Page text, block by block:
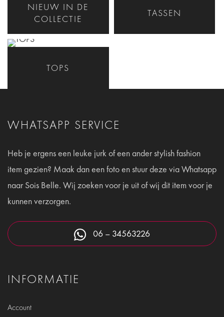
NIEUW IN DE
COLLECTIE
TASSEN
TOPS
WHATSAPP SERVICE
Heb je ergens een leuke jurk of een ander stylish fashion
item gezien? Maak dan een foto en stuur deze via Whatsapp
naar Sois Belle. Wij zoeken voor je uit of wij dit item voor je
kunnen verzorgen.
06 – 34563226
INFORMATIE
Account